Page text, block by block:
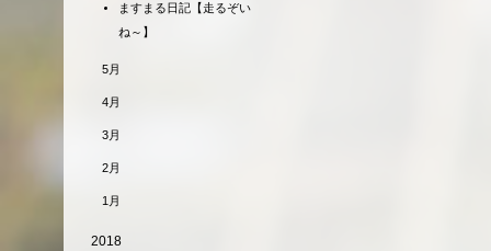
ますまる日記【走るぞい
ね～】
5月
4月
3月
2月
1月
2018